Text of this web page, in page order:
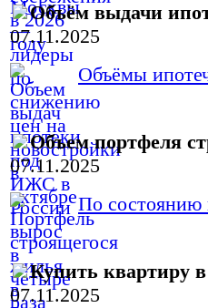
Объём выдачи
07.11.2025
Объёмы
Объем портфеля
07.11.2025
По состоянию
Купить квартиру
07.11.2025